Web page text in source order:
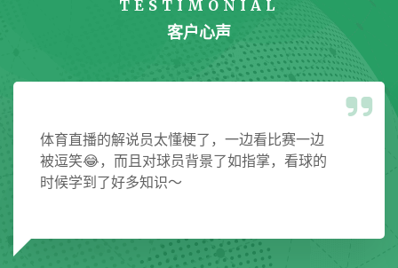
TESTIMONIAL
客户心声
体育直播的解说员太懂梗了，一边看比赛一边
被逗笑😂，而且对球员背景了如指掌，看球的
时候学到了好多知识～